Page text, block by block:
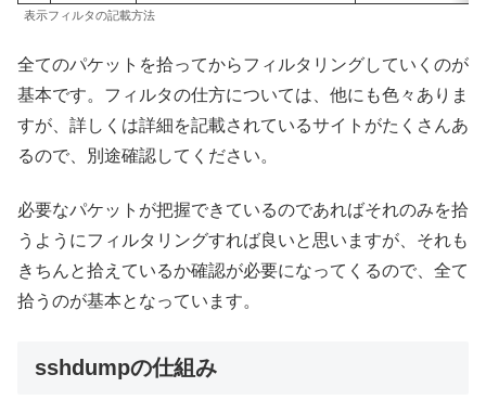
表示フィルタの記載方法
全てのパケットを拾ってからフィルタリングしていくのが
基本です。フィルタの仕方については、他にも色々ありま
すが、詳しくは詳細を記載されているサイトがたくさんあ
るので、別途確認してください。
必要なパケットが把握できているのであればそれのみを拾
うようにフィルタリングすれば良いと思いますが、それも
きちんと拾えているか確認が必要になってくるので、全て
拾うのが基本となっています。
sshdumpの仕組み